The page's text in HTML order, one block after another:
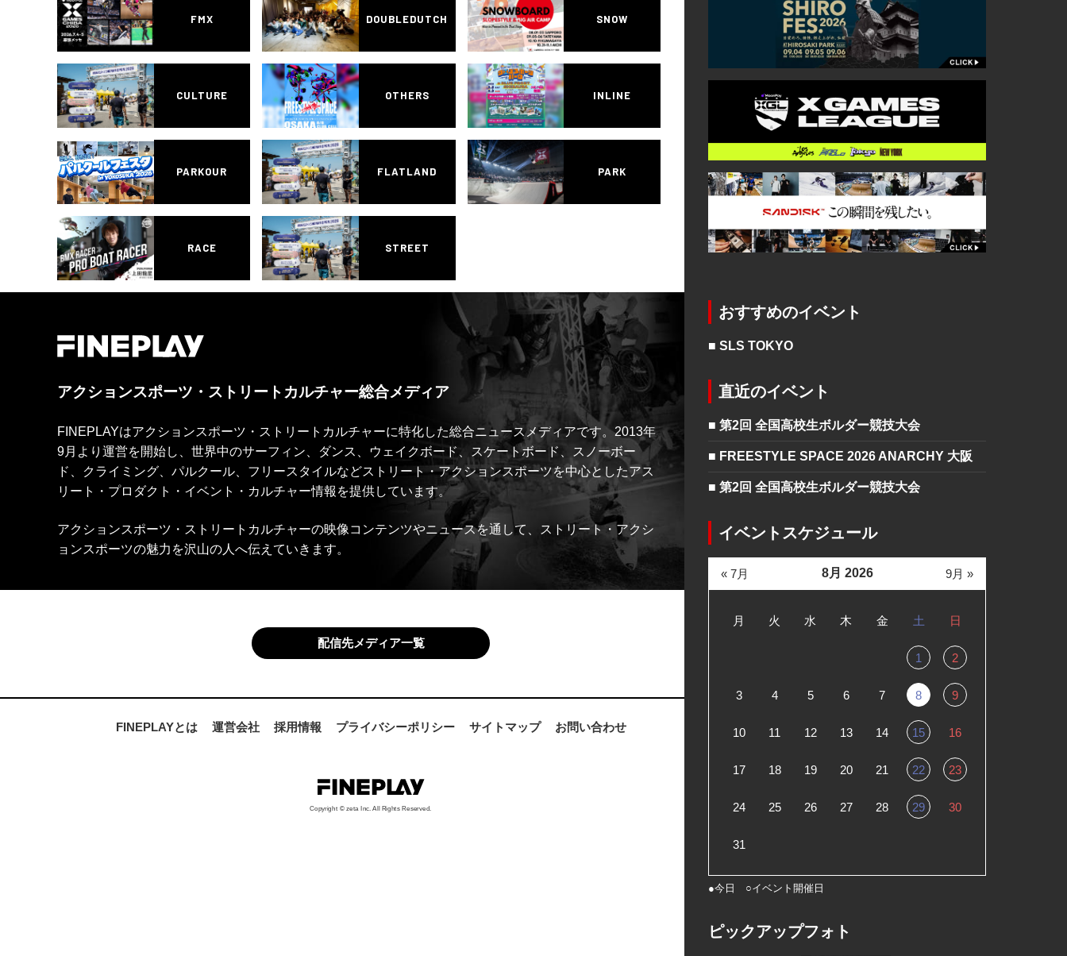
FMX DOUBLEDUTCH SNOW
CULTURE OTHERS INLINE
PARKOUR FLATLAND PARK
RACE STREET
アクションスポーツ・ストリートカルチャー総合メディア
FINEPLAYはアクションスポーツ・ストリートカルチャーに特化した総合ニュースメディアです。2013年
9月より運営を開始し、世界中のサーフィン、ダンス、ウェイクボード、スケートボード、スノーボー
ド、クライミング、パルクール、フリースタイルなどストリート・アクションスポーツを中心としたアス
リート・プロダクト・イベント・カルチャー情報を提供しています。
アクションスポーツ・ストリートカルチャーの映像コンテンツやニュースを通して、ストリート・アクシ
ョンスポーツの魅力を沢山の人へ伝えていきます。
配信先メディア一覧
FINEPLAYとは 運営会社 採用情報 プライバシーポリシー サイトマップ お問い合わせ
Copyright © zeta Inc. All Rights Reserved.
おすすめのイベント
■ SLS TOKYO
直近のイベント
■ 第2回 全国高校生ボルダー競技大会
■ FREESTYLE SPACE 2026 ANARCHY 大阪
■ 第2回 全国高校生ボルダー競技大会
イベントスケジュール
8月 2026
月 火 水 木 金 土 日
1 2
3 4 5 6 7 8 9
10 11 12 13 14 15 16
17 18 19 20 21 22 23
24 25 26 27 28 29 30
31
« 7月 9月 »
●今日 ○イベント開催日
ピックアップフォト